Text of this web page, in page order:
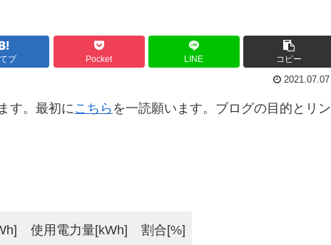
ブ Pocket LINE コピー
2021.07.07
す。最初に こちら を一読願います。ブログの目的とリン
使用電力量[kWh] 割合[%]